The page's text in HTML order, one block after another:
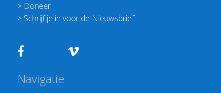
> Doneer
> Schrijf je in voor de Nieuwsbrief
Navigatie